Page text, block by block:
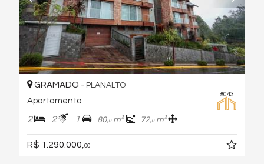
#043
GRAMADO - PLANALTO
Apartamento
2 2 1 80,0m² 72,0m²
R$ 1.290.000, 00